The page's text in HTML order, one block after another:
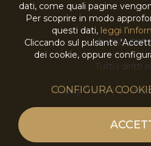
© 2026
Tutti i diritti
Privacy Policy|
dati, come quali pagine
Per scoprire in modo
questi dati, leggi
Cliccando sul pulsante
dei cookie, oppure
CONFIGURA